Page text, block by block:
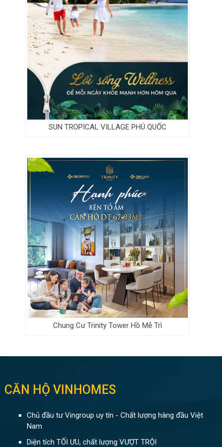
SUN TROPICAL VILLAGE PHÚ QUỐC
Chung Cư Trinity Tower Hồ Mễ Trì
CĂN HỘ VINHOMES
Chủ đầu tư Vingroup uy tín - Chất lượng hàng đầu Việt
Nam
Diện tích TỐI ƯU, chất lượng VƯỢT TRỘI